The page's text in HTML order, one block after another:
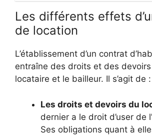
Les différents effets
de location
L’établissement d’un contrat
entraîne des droits et des
locataire et le bailleur. Il s’agit de :
Les droits et devoirs du
dernier a le droit d’user de
Ses obligations quant à